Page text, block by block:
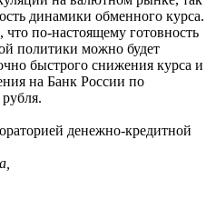
динамики обменного курса.
по-настоящему готовность
политики можно будет
быстрого снижения курса и
на Банк России по
денежно-кредитной